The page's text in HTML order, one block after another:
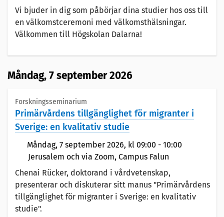
Vi bjuder in dig som påbörjar dina studier hos oss till
en välkomstceremoni med välkomsthälsningar.
Välkommen till Högskolan Dalarna!
Måndag, 7 september 2026
Forskningsseminarium
Primärvårdens tillgänglighet för migranter i
Sverige: en kvalitativ studie
Måndag, 7 september 2026, kl 09:00 - 10:00
Jerusalem och via Zoom, Campus Falun
Chenai Rücker, doktorand i vårdvetenskap,
presenterar och diskuterar sitt manus "Primärvårdens
tillgänglighet för migranter i Sverige: en kvalitativ
studie".